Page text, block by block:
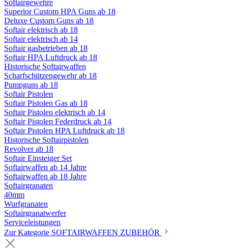
Softairgewehre
Superior Custom HPA Guns ab 18
Deluxe Custom Guns ab 18
Softair elektrisch ab 18
Softair elektrisch ab 14
Softair gasbetrieben ab 18
Softair HPA Luftdruck ab 18
Historische Softairwaffen
Scharfschützengewehr ab 18
Pumpguns ab 18
Softair Pistolen
Softair Pistolen Gas ab 18
Softair Pistolen elektrisch ab 14
Softair Pistolen Federdruck ab 14
Softair Pistolen HPA Luftdruck ab 18
Historische Softairpistolen
Revolver ab 18
Softair Einsteiger Set
Softairwaffen ab 14 Jahre
Softairwaffen ab 18 Jahre
Softairgranaten
40mm
Wurfgranaten
Softairgranatwerfer
Serviceleistungen
Zur Kategorie SOFTAIRWAFFEN ZUBEHÖR